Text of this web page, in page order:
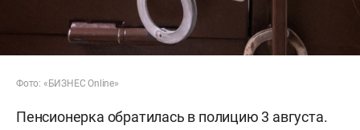
Фото: «БИЗНЕС Online»
Пенсионерка обратилась в полицию 3 августа.